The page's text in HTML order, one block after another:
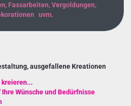
Fassarbeiten, Vergoldungen,
uvm.
ausgefallene Kreationen
kreieren...
Wünsche und Bedürfnisse